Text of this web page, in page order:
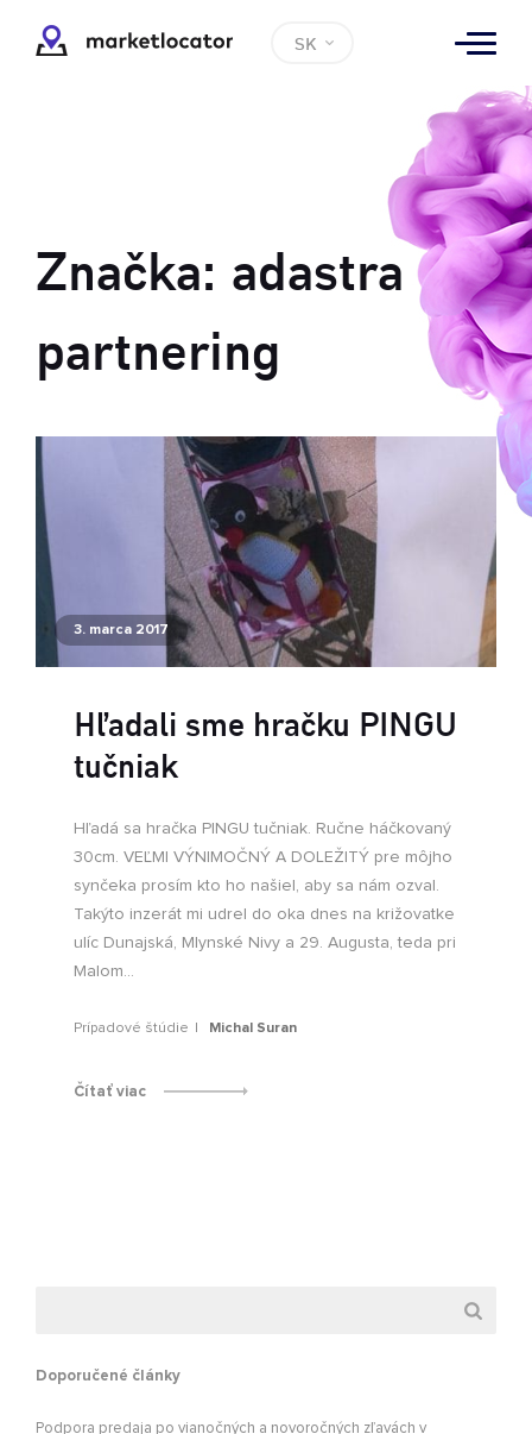
SK
Značka: adastra
partnering
3. marca 2017
Hľadali sme hračku PINGU
tučniak
Hľadá sa hračka PINGU tučniak. Ručne háčkovaný
30cm. VEĽMI VÝNIMOČNÝ A DOLEŽITÝ pre môjho
synčeka prosím kto ho našiel, aby sa nám ozval.
Takýto inzerát mi udrel do oka dnes na križovatke
ulíc Dunajská, Mlynské Nivy a 29. Augusta, teda pri
Malom...
Prípadové štúdie Michal Suran
Čítať viac
Doporučené články
Podpora predaja po vianočných a novoročných zľavách v